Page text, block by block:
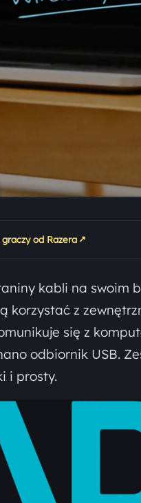
od Razera ↗
kabli na swoim
korzystać z
się z
odbiornik USB.
i prosty.